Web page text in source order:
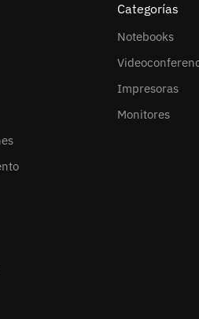
Categorías
Notebooks
Impresoras
Monitores